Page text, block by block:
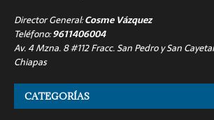
Director General:Cosme Vázquez
Teléfono:9611406004
Av. 4 Mzna. 8 #112 Fracc. San Pedro y San
Chiapas
CATEGORÍAS